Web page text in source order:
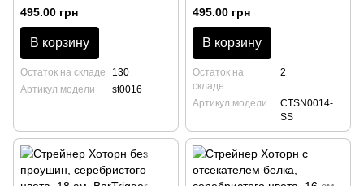
BarTrigger
495.00 грн
В корзину
Остаток на складе
130
Артикул модели
st0016
BarTrigger
495.00 грн
В корзину
Остаток на
складе
2
Артикул модели
CTSN0014-
SS